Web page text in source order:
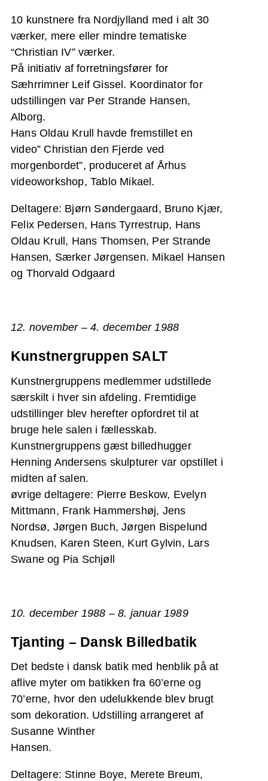
10 kunstnere fra Nordjylland med i alt 30
værker, mere eller mindre tematiske
“Christian IV” værker.
På initiativ af forretningsfører for
Sæhrrimner Leif Gissel. Koordinator for
udstillingen var Per Strande Hansen,
Alborg.
Hans Oldau Krull havde fremstillet en
video” Christian den Fjerde ved
morgenbordet”, produceret af Århus
videoworkshop, Tablo Mikael.
Deltagere: Bjørn Søndergaard, Bruno Kjær,
Felix Pedersen, Hans Tyrrestrup, Hans
Oldau Krull, Hans Thomsen, Per Strande
Hansen, Særker Jørgensen. Mikael Hansen
og Thorvald Odgaard
12. november – 4. december 1988
Kunstnergruppen SALT
Kunstnergruppens medlemmer udstillede
særskilt i hver sin afdeling. Fremtidige
udstillinger blev herefter opfordret til at
bruge hele salen i fællesskab.
Kunstnergruppens gæst billedhugger
Henning Andersens skulpturer var opstillet i
midten af salen.
øvrige deltagere: Pierre Beskow, Evelyn
Mittmann, Frank Hammershøj, Jens
Nordsø, Jørgen Buch, Jørgen Bispelund
Knudsen, Karen Steen, Kurt Gylvin, Lars
Swane og Pia Schjøll
10. december 1988 – 8. januar 1989
Tjanting – Dansk Billedbatik
Det bedste i dansk batik med henblik på at
aflive myter om batikken fra 60’erne og
70’erne, hvor den udelukkende blev brugt
som dekoration. Udstilling arrangeret af
Susanne Winther
Hansen.
Deltagere: Stinne Boye, Merete Breum,